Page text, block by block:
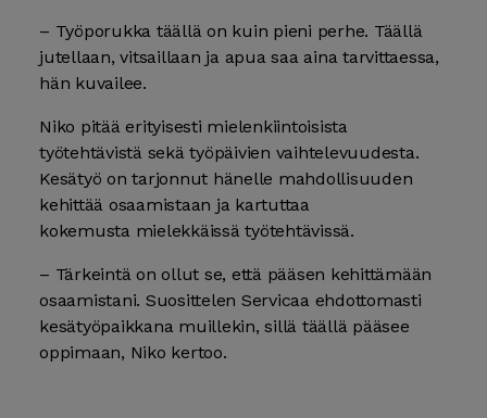
– Työporukka täällä on kuin pieni perhe. Täällä
jutellaan, vitsaillaan ja apua saa aina tarvittaessa,
hän kuvailee.
Niko pitää erityisesti mielenkiintoisista
työtehtävistä sekä työpäivien vaihtelevuudesta.
Kesätyö on tarjonnut hänelle mahdollisuuden
kehittää osaamistaan ja kartuttaa
kokemusta mielekkäissä työtehtävissä.
– Tärkeintä on ollut se, että pääsen kehittämään
osaamistani. Suosittelen Servicaa ehdottomasti
kesätyöpaikkana muillekin, sillä täällä pääsee
oppimaan, Niko kertoo.